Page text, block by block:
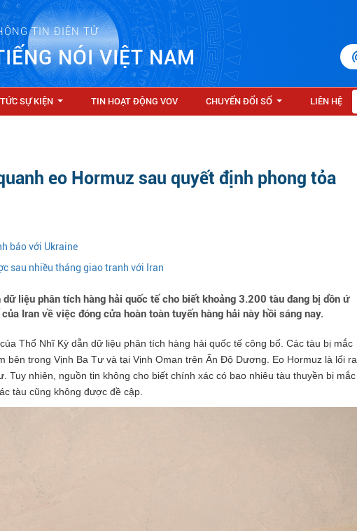
TIN ĐIỆN TỬ
NÓI VIỆT NAM
SỰ KIỆN TIN HOẠT ĐỘNG VOV CHUYỂN ĐỔI SỐ LIÊN HỆ
eo Hormuz sau quyết định phong tỏa
báo với Ukraine
sau nhiều tháng giao tranh với Iran
liệu phân tích hàng hải quốc tế cho biết khoảng 3.200 tàu đang bị dồn ứ
Iran về việc đóng cửa hoàn toàn tuyến hàng hải này hồi sáng nay.
Thổ Nhĩ Kỳ dẫn dữ liệu phân tích hàng hải quốc tế công bố. Các tàu bị mắc
bên trong Vịnh Ba Tư và tại Vịnh Oman trên Ấn Độ Dương. Eo Hormuz là lối ra
Tuy nhiên, nguồn tin không cho biết chính xác có bao nhiêu tàu thuyền bị mắc
tàu cũng không được đề cập.